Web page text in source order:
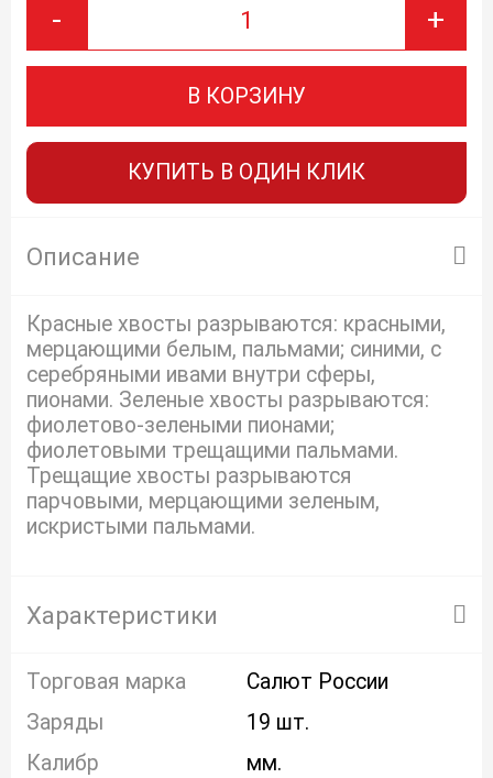
- +
В КОРЗИНУ
КУПИТЬ В ОДИН КЛИК
Описание
Красные хвосты разрываются: красными,
мерцающими белым, пальмами; синими, с
серебряными ивами внутри сферы,
пионами. Зеленые хвосты разрываются:
фиолетово-зелеными пионами;
фиолетовыми трещащими пальмами.
Трещащие хвосты разрываются
парчовыми, мерцающими зеленым,
искристыми пальмами.
Характеристики
Торговая марка
Салют России
Заряды
19 шт.
Калибр
мм.